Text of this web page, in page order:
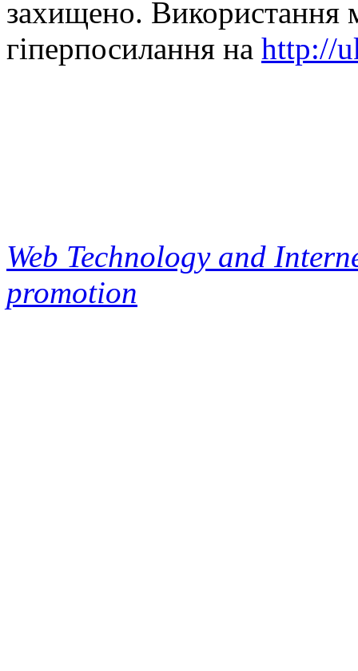
захищено. Використання
гіперпосилання на http://
Web Technology and
promotion